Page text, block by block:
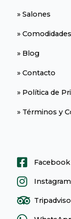
» Salones
» Comodidades
» Blog
» Contacto
» Política de
» Términos y
Facebook
Instagram